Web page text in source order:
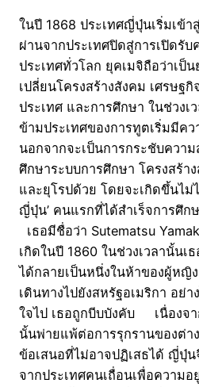
ในปี 1868 ประเทศญี่ปุ่นเริ่มเข้
ผ่านจากประเทศปิดสู่การเปิดรั
ประเทศทั่วโลก ยุคเมจิถือว่าเป็
เปลี่ยนโครงสร้างสังคม เศรษฐ
ประเทศ และการศึกษา ในช่วงเ
ข้ามประเทศของการทูตเริ่มมีค
นอกจากจะเป็นการกระชับควา
ศึกษาระบบการศึกษา โครงสร้า
และยุโรปด้วย โดยจะเกิดขึ้นไม่
ญี่ปุ่น’ คนแรกที่ได้สำเร็จการศึ
เธอมีชื่อว่า Sutematsu
เกิดในปี 1860 ในช่วงเวลานั้นเ
ได้กลายเป็นหนึ่งในห้าของผู้ห
เดินทางไปยังสหรัฐอเมริกา อย่
ใจไป เธอถูกบีบบังคับ เนื่องจ
นั้นพ่ายแพ้ต่อการรุกรานของต่
ข้อเสนอที่ไม่อาจปฏิเสธได้ ญี่ปุ่น
จากประเทศคนเถื่อนเพื่อความ